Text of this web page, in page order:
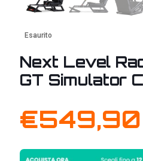
Esaurito
Next Level
GT Simulator
€549,90